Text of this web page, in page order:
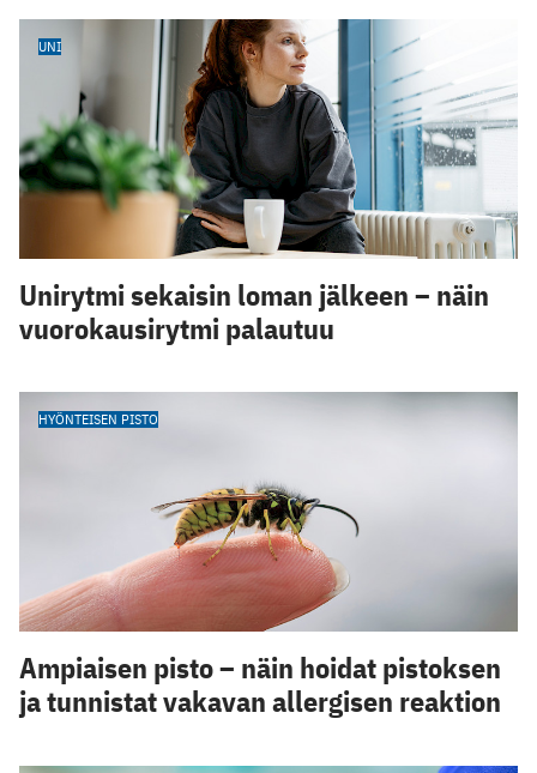
UNI
Unirytmi sekaisin loman jälkeen – näin
vuorokausirytmi palautuu
HYÖNTEISEN PISTO
Ampiaisen pisto – näin hoidat pistoksen
ja tunnistat vakavan allergisen reaktion